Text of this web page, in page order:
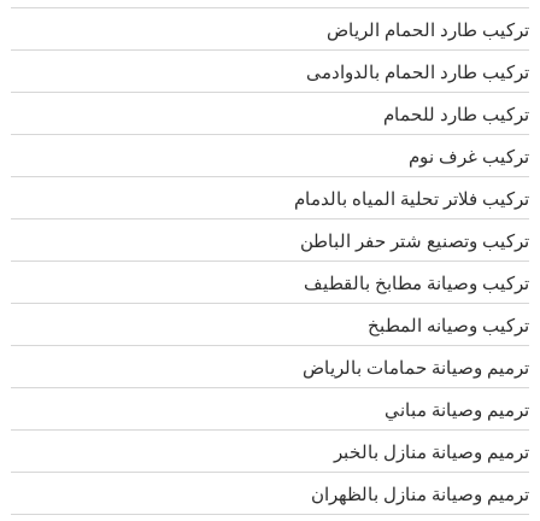
تركيب طارد الحمام الرياض
تركيب طارد الحمام بالدوادمى
تركيب طارد للحمام
تركيب غرف نوم
تركيب فلاتر تحلية المياه بالدمام
تركيب وتصنيع شتر حفر الباطن
تركيب وصيانة مطابخ بالقطيف
تركيب وصيانه المطبخ
ترميم وصيانة حمامات بالرياض
ترميم وصيانة مباني
ترميم وصيانة منازل بالخبر
ترميم وصيانة منازل بالظهران